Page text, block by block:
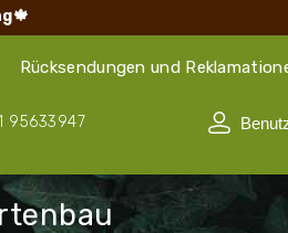
95633947
Rücksendungen und